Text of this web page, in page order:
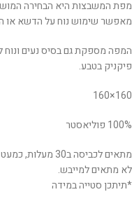
מפת המשבצות היא הבחירה
מאפשר שימוש נוח על הדשא או
המפה מספקת גם בסיס נעים ונוח
פיקניק בטבע.
160×160
100% פוליאסטר
מתאים לכביסה ב30 מעלות, כמעט ואינה מצריכה גיהוץ.
לא מתאים למייבש.
*תיתכן סטייה במידה